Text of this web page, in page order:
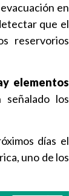
en
que el
reservorios
elementos
señalado los
días el
uno de los